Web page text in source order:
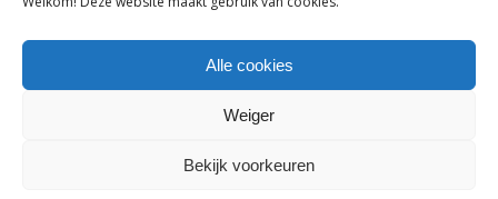
Alle cookies
Weiger
Bekijk voorkeuren
gemaakt die te gebruiken zijn in eigen
ontwerpen en dessins.”
Kun je een tipje van de sluier
oplichten wat betreft najaar-winter